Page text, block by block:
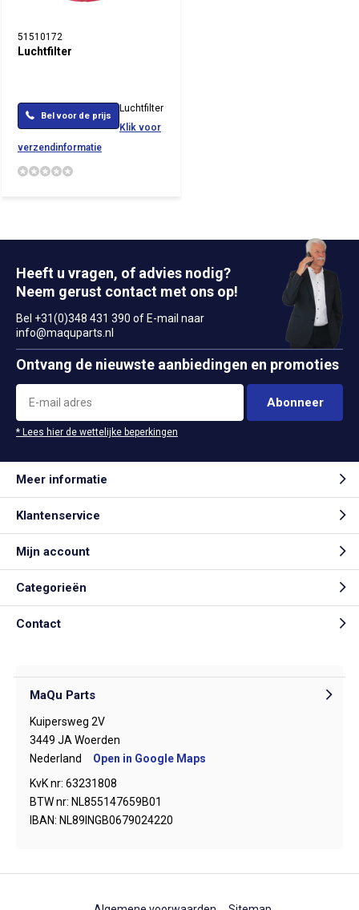
51510172
Luchtfilter
Bel voor de prijs
Luchtfilter
Klik voor
verzendinformatie
Heeft u vragen, of advies nodig?
Neem gerust contact met ons op!
Bel +31(0)348 431 390 of E-mail naar
info@maquparts.nl
Ontvang de nieuwste aanbiedingen en promoties
Abonneer
* Lees hier de wettelijke beperkingen
Meer informatie
Klantenservice
Mijn account
Categorieën
Contact
MaQu Parts
Kuipersweg 2V
3449 JA Woerden
Nederland
Open in Google Maps
KvK nr: 63231808
BTW nr: NL855147659B01
IBAN: NL89INGB0679024220